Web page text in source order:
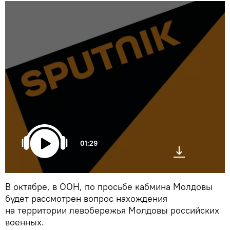
01:29
В октябре, в ООН, по просьбе кабмина Молдовы
будет рассмотрен вопрос нахождения
на территории левобережья Молдовы российских
военных.